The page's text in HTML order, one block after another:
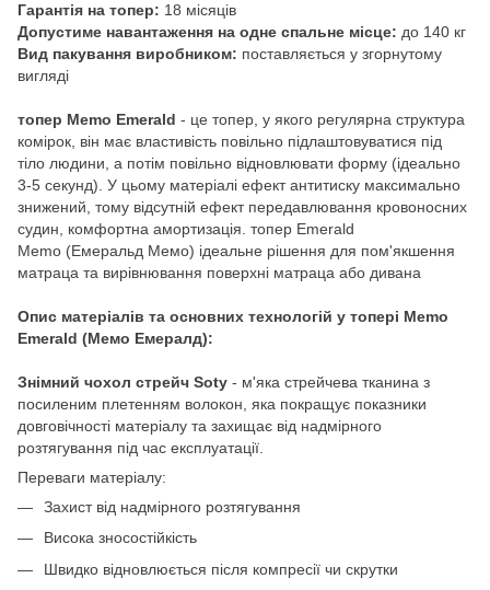
Гарантія на топер: 18 місяців
Допустиме навантаження на одне спальне місце: до 140 кг
Вид пакування виробником: поставляється у згорнутому
вигляді
топер Memo Emerald - це топер, у якого регулярна структура
комірок, він має властивість повільно підлаштовуватися під
тіло людини, а потім повільно відновлювати форму (ідеально
3-5 секунд). У цьому матеріалі ефект антитиску максимально
знижений, тому відсутній ефект передавлювання кровоносних
судин, комфортна амортизація. топер Emerald
Memo (Емеральд Мемо) ідеальне рішення для пом'якшення
матраца та вирівнювання поверхні матраца або дивана
Опис матеріалів та основних технологій у топері Memo
Emerald (Мемо Емералд):
Знімний чохол стрейч Soty - м'яка стрейчева тканина з
посиленим плетенням волокон, яка покращує показники
довговічності матеріалу та захищає від надмірного
розтягування під час експлуатації.
Переваги матеріалу:
Захист від надмірного розтягування
Висока зносостійкість
Швидко відновлюється після компресії чи скрутки